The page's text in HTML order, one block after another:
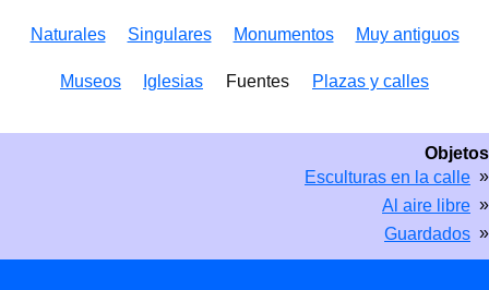
Naturales Singulares Monumentos Muy antiguos
Museos Iglesias Fuentes Plazas y calles
Objetos
Esculturas en la calle »
Al aire libre »
Guardados »